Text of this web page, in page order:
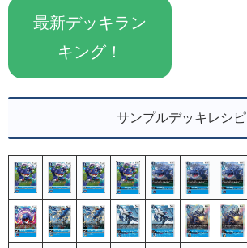
最新デッキラン
キング！
サンプルデッキレシピ